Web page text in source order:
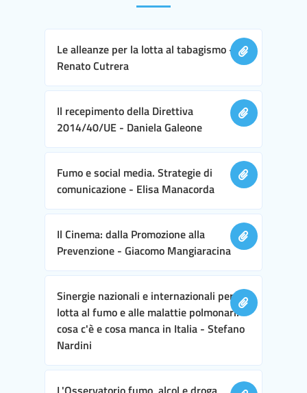
Le alleanze per la lotta al tabagismo -
Renato Cutrera
Il recepimento della Direttiva
2014/40/UE - Daniela Galeone
Fumo e social media. Strategie di
comunicazione - Elisa Manacorda
Il Cinema: dalla Promozione alla
Prevenzione - Giacomo Mangiaracina
Sinergie nazionali e internazionali per la
lotta al fumo e alle malattie polmonari:
cosa c'è e cosa manca in Italia - Stefano
Nardini